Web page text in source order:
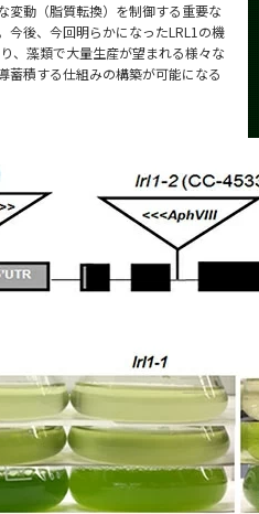
変動（脂質転換）を制御する重要な
今後、今回明らかになったLRL1の機
、藻類で大量生産が望まれる様々な
蓄積する仕組みの構築が可能になる